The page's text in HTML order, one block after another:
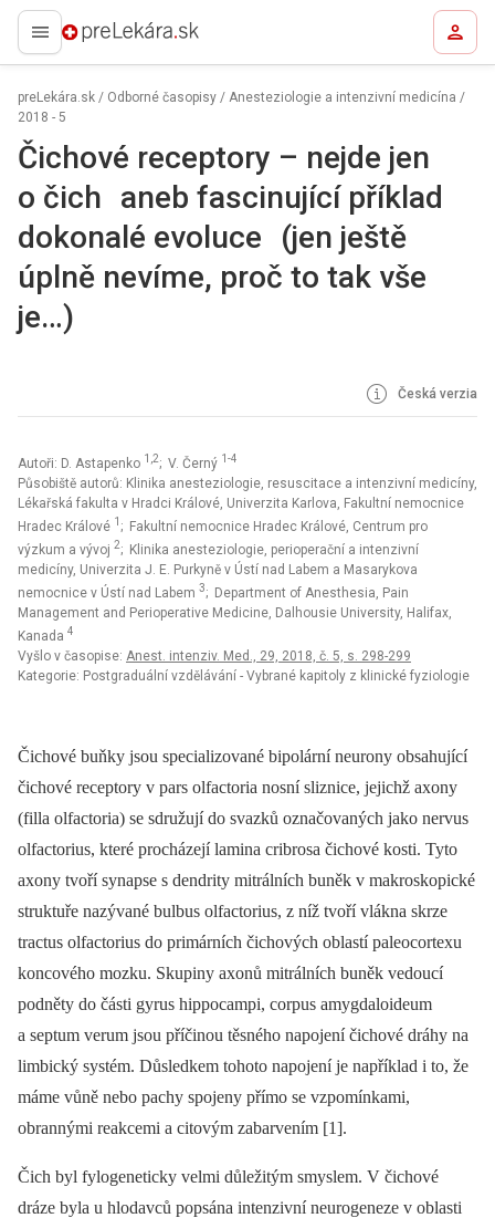
preLekára.sk
preLekára.sk / Odborné časopisy / Anesteziologie a intenzivní medicína /
2018 - 5
Čichové receptory – nejde jen
o čich aneb fascinující příklad
dokonalé evoluce (jen ještě
úplně nevíme, proč to tak vše
je…)
Česká verzia
Autoři: D. Astapenko 1,2; V. Černý 1-4
Působiště autorů: Klinika anesteziologie, resuscitace a intenzivní medicíny,
Lékařská fakulta v Hradci Králové, Univerzita Karlova, Fakultní nemocnice
Hradec Králové 1 ; Fakultní nemocnice Hradec Králové, Centrum pro
výzkum a vývoj 2; Klinika anesteziologie, perioperační a intenzivní
medicíny, Univerzita J. E. Purkyně v Ústí nad Labem a Masarykova
nemocnice v Ústí nad Labem 3; Department of Anesthesia, Pain
Management and Perioperative Medicine, Dalhousie University, Halifax,
Kanada 4
Vyšlo v časopise: Anest. intenziv. Med., 29, 2018, č. 5, s. 298-299
Kategorie: Postgraduální vzdělávání - Vybrané kapitoly z klinické fyziologie
Čichové buňky jsou specializované bipolární neurony obsahující
čichové receptory v pars olfactoria nosní sliznice, jejichž axony
(filla olfactoria) se sdružují do svazků označovaných jako nervus
olfactorius, které procházejí lamina cribrosa čichové kosti. Tyto
axony tvoří synapse s dendrity mitrálních buněk v makroskopické
struktuře nazývané bulbus olfactorius, z níž tvoří vlákna skrze
tractus olfactorius do primárních čichových oblastí paleocortexu
koncového mozku. Skupiny axonů mitrálních buněk vedoucí
podněty do části gyrus hippocampi, corpus amygdaloideum
a septum verum jsou příčinou těsného napojení čichové dráhy na
limbický systém. Důsledkem tohoto napojení je například i to, že
máme vůně nebo pachy spojeny přímo se vzpomínkami,
obrannými reakcemi a citovým zabarvením [1].
Čich byl fylogeneticky velmi důležitým smys­lem. V čichové
dráze byla u hlodavců popsána intenzivní neurogeneze v oblasti